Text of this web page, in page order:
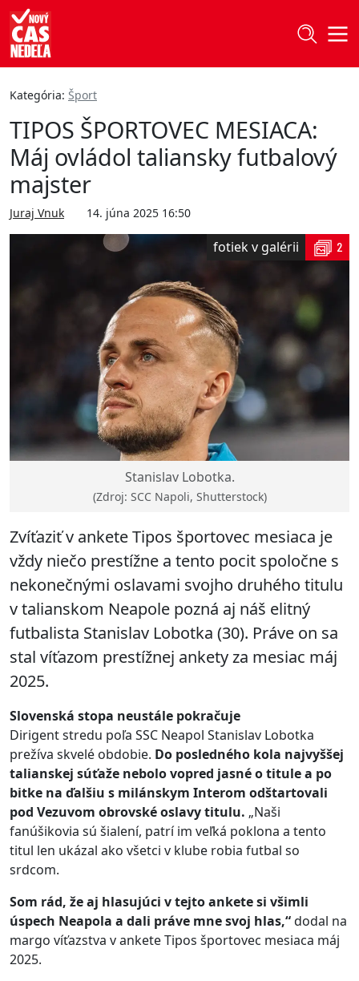
Kategória: Šport
TIPOS ŠPORTOVEC MESIACA:
Máj ovládol taliansky futbalový
majster
Juraj Vnuk 14. júna 2025 16:50
fotiek v galérii 2
Stanislav Lobotka.
(Zdroj: SCC Napoli, Shutterstock)
Zvíťaziť v ankete Tipos športovec mesiaca je
vždy niečo prestížne a tento pocit spoločne s
nekonečnými oslavami svojho druhého titulu
v talianskom Neapole pozná aj náš elitný
futbalista Stanislav Lobotka (30). Práve on sa
stal víťazom prestížnej ankety za mesiac máj
2025.
Slovenská stopa neustále pokračuje
Dirigent stredu poľa SSC Neapol Stanislav Lobotka
prežíva skvelé obdobie. Do posledného kola najvyššej
talianskej súťaže nebolo vopred jasné o titule a po
bitke na ďalšiu s milánskym Interom odštartovali
pod Vezuvom obrovské oslavy titulu. „Naši
fanúšikovia sú šialení, patrí im veľká poklona a tento
titul len ukázal ako všetci v klube robia futbal so
srdcom.
Som rád, že aj hlasujúci v tejto ankete si všimli
úspech Neapola a dali práve mne svoj hlas,“dodal na
margo víťazstva v ankete Tipos športovec mesiaca máj
2025.